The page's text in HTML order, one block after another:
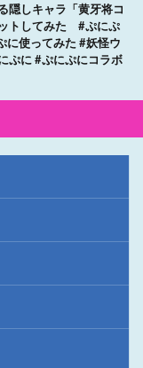
隠しキャラ「黄牙将コ
トしてみた #ぷにぷ
に使ってみた #妖怪ウ
ぷに #ぷにぷにコラボ